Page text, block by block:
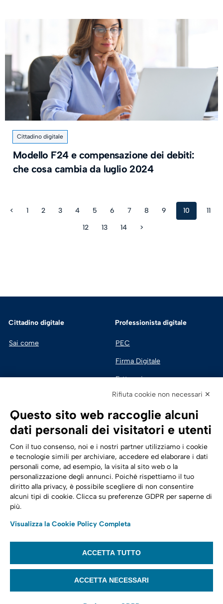
Cittadino digitale
Modello F24 e compensazione dei debiti:
che cosa cambia da luglio 2024
< 1 2 3 4 5 6 7 8 9 10
11
12
13 14 >
Cittadino digitale
Sai come
Professionista digitale
PEC
Firma Digitale
Fatturazione
Sicurezza Digitale
Cloud
Trasformazione digitale
Energia
Telecomunicazioni
Automotive
Seguici su:
© 2022,Tinexta Infocert S.p.A.– P.IVA 07945211006 – Cap. Sociale €
22.117.536 – REA RM 1064345 – Sede legale: Piazzale Flaminio 1/B, 00196 –
Rifiuta cookie non necessari ✕
Questo sito web raccoglie alcuni
dati personali dei visitatori e utenti
Con il tuo consenso, noi e i nostri partner utilizziamo i cookie
e tecnologie simili per archiviare, accedere ed elaborare i dati
personali come, ad esempio, la visita al sito web o la
personalizzazione degli annunci. Poiché rispettiamo il tuo
diritto alla privacy, è possibile scegliere di non consentire
alcuni tipi di cookie. Clicca su preferenze GDPR per saperne di
più.
Visualizza la Cookie Policy Completa
ACCETTA TUTTO
ACCETTA NECESSARI